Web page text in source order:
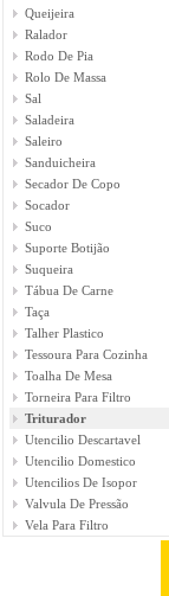
Queijeira
Ralador
Rodo De Pia
Rolo De Massa
Sal
Saladeira
Saleiro
Sanduicheira
Secador De Copo
Socador
Suco
Suporte Botijão
Suqueira
Tábua De Carne
Taça
Talher Plastico
Tessoura Para Cozinha
Toalha De Mesa
Torneira Para Filtro
Triturador
Utencilio Descartavel
Utencilio Domestico
Utencilios De Isopor
Valvula De Pressão
Vela Para Filtro